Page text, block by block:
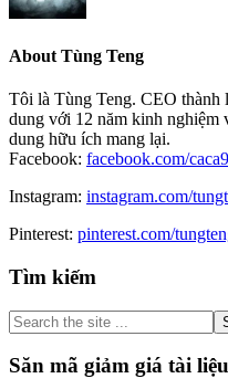
About Tùng Teng
Tôi là Tùng Teng. CEO thành
dung với 12 năm kinh nghiệm
dung hữu ích mang lại.
Facebook: facebook.com/
Instagram: instagram.com/
Pinterest: pinterest.com/
Primary
Sidebar
Tìm kiếm
Search
the
site
...
Săn mã giảm giá tài liệu